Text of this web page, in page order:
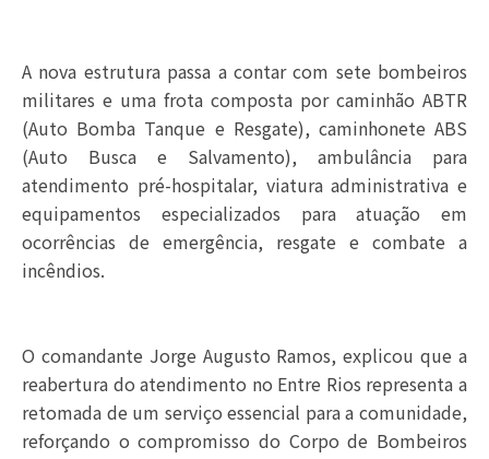
A nova estrutura passa a contar com sete bombeiros
militares e uma frota composta por caminhão ABTR
(Auto Bomba Tanque e Resgate), caminhonete ABS
(Auto Busca e Salvamento), ambulância para
atendimento pré-hospitalar, viatura administrativa e
equipamentos especializados para atuação em
ocorrências de emergência, resgate e combate a
incêndios.
O comandante Jorge Augusto Ramos, explicou que a
reabertura do atendimento no Entre Rios representa a
retomada de um serviço essencial para a comunidade,
reforçando o compromisso do Corpo de Bombeiros